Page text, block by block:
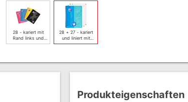
28 - kariert mit
Rand links und
rechts - sortiert
28 + 27 - kariert
und liniert mit
Rand links und r…
Produkteigenschaften